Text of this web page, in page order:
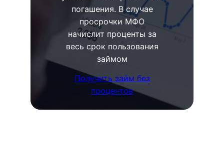
погашения. В случае
просрочки МФО
начислит проценты за
весь срок пользования
займом
Получить займ без
процентов